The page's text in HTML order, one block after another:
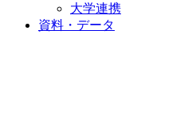
大学連携
資料・データ